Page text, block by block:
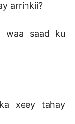
arrinkii?
waa saad ku
xeey tahay